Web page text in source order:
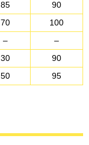
85
90
70
100
–
–
30
90
50 95